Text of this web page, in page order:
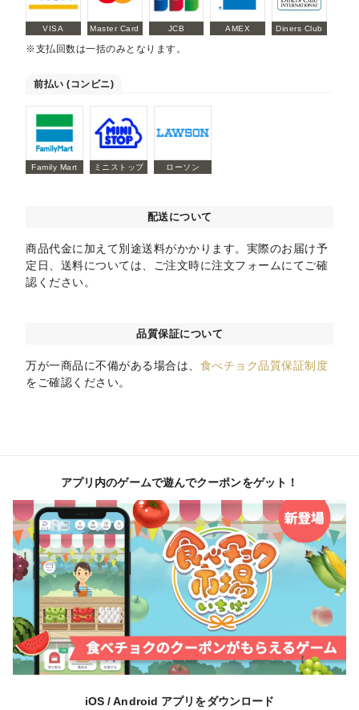
VISA Master Card JCB AMEX Diners Club
※支払回数は一括のみとなります。
前払い (コンビニ)
Family Mart ミニストップ ローソン
配送について
商品代金に加えて別途送料がかかります。実際のお届け予
定日、送料については、ご注文時に注文フォームにてご確
認ください。
品質保証について
万が一商品に不備がある場合は、 食べチョク品質保証制度
をご確認ください。
アプリ内のゲームで遊んでクーポンをゲット！
iOS / Android アプリをダウンロード